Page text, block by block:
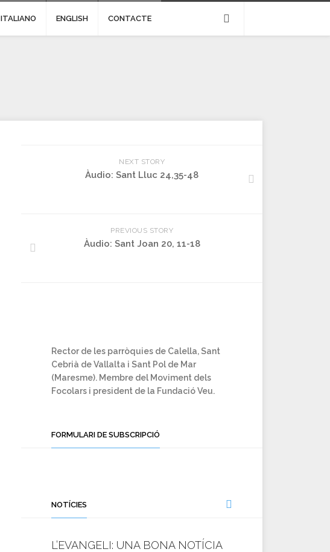
ITALIANO ENGLISH CONTACTE
NEXT STORY
Àudio: Sant Lluc 24,35-48
PREVIOUS STORY
Àudio: Sant Joan 20, 11-18
Rector de les parròquies de Calella, Sant
Cebrià de Vallalta i Sant Pol de Mar
(Maresme). Membre del Moviment dels
Focolars i president de la Fundació Veu.
FORMULARI DE SUBSCRIPCIÓ
NOTÍCIES
L’EVANGELI: UNA BONA NOTÍCIA